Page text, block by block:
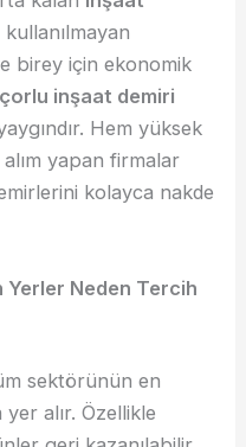
birey için ekonomik
çorlu inşaat demiri
Hem yüksek
yapan firmalar
kolayca nakde
Yerler Neden Tercih
sektörünün en
alır. Özellikle